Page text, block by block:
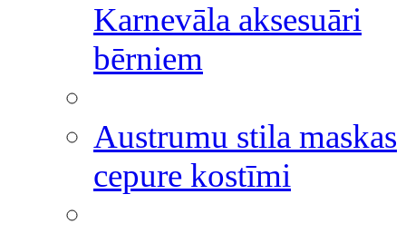
Karnevāla aksesuāri
bērniem
Austrumu stila maskas
cepure kostīmi